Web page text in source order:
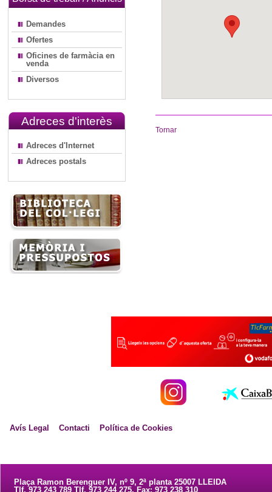
Demandes
Ofertes
Oficines de farmàcia en
venda
Diversos
Adreces d'interès
Adreces d'Internet
Adreces postals
Tornar
Avís Legal Contacti Política de Cookies
Plaça Ramon Berenguer IV, nº 9, 2ª planta 25007 LLEIDA
Tlf. 973 243 789 Tlf. 973 244 275. Fax: 973 238 310